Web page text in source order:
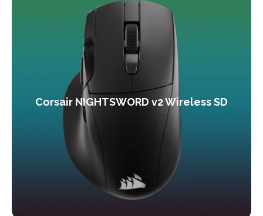
Corsair NIGHTSWORD v2 Wireless SD